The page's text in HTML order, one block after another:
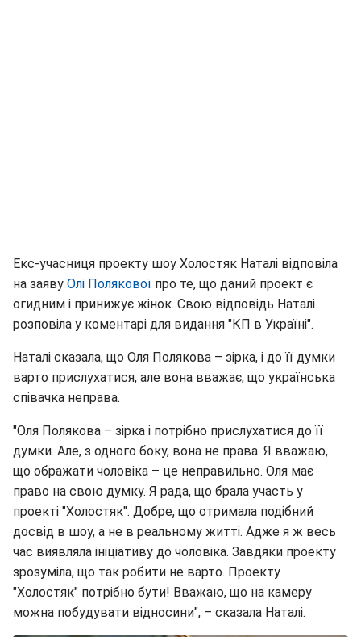
Екс-учасниця проекту шоу Холостяк Наталі відповіла
на заяву Олі Полякової про те, що даний проект є
огидним і принижує жінок. Свою відповідь Наталі
розповіла у коментарі для видання "КП в Україні".
Наталі сказала, що Оля Полякова – зірка, і до її думки
варто прислухатися, але вона вважає, що українська
співачка неправа.
"Оля Полякова – зірка і потрібно прислухатися до її
думки. Але, з одного боку, вона не права. Я вважаю,
що ображати чоловіка – це неправильно. Оля має
право на свою думку. Я рада, що брала участь у
проекті "Холостяк". Добре, що отримала подібний
досвід в шоу, а не в реальному житті. Адже я ж весь
час виявляла ініціативу до чоловіка. Завдяки проекту
зрозуміла, що так робити не варто. Проекту
"Холостяк" потрібно бути! Вважаю, що на камеру
можна побудувати відносини", – сказала Наталі.